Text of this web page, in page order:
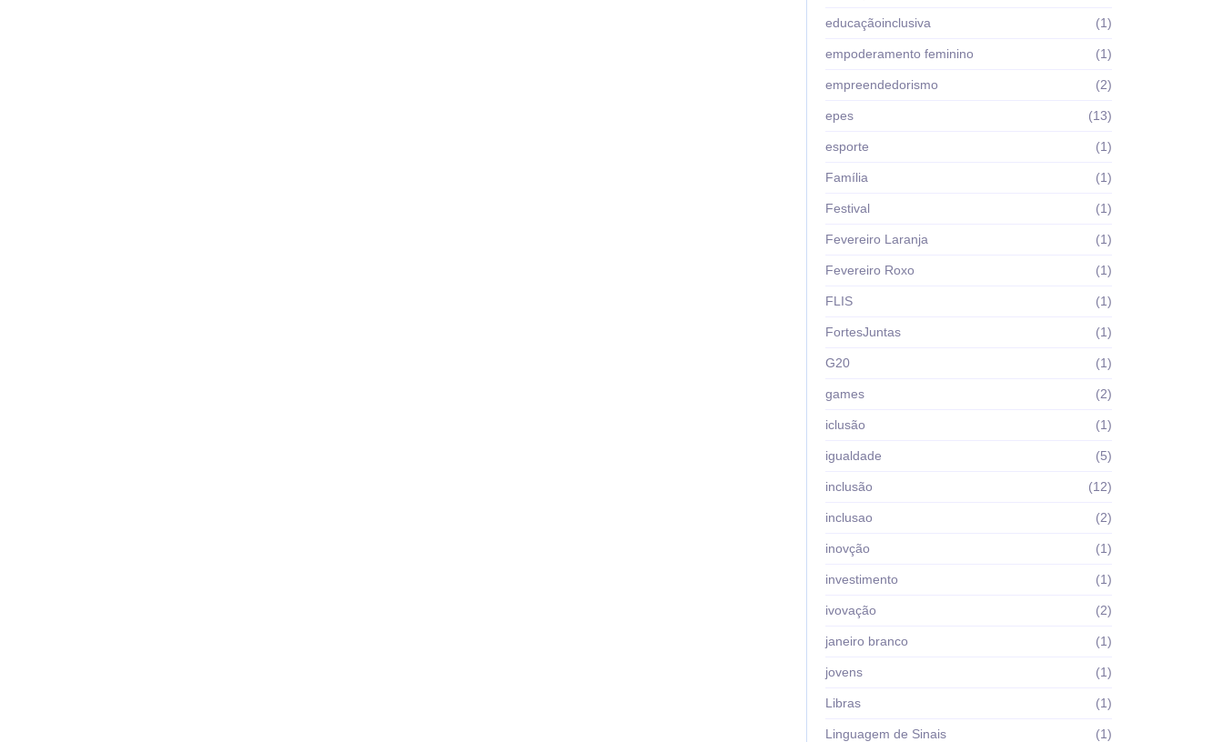
educaçãoinclusiva (1)
empoderamento feminino (1)
empreendedorismo (2)
epes (13)
esporte (1)
Família (1)
Festival (1)
Fevereiro Laranja (1)
Fevereiro Roxo (1)
FLIS (1)
FortesJuntas (1)
G20 (1)
games (2)
iclusão (1)
igualdade (5)
inclusão (12)
inclusao (2)
inovção (1)
investimento (1)
ivovação (2)
janeiro branco (1)
jovens (1)
Libras (1)
Linguagem de Sinais (1)